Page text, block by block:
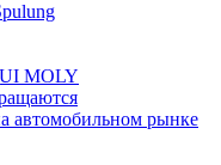
MOLY
автомобильном рынке